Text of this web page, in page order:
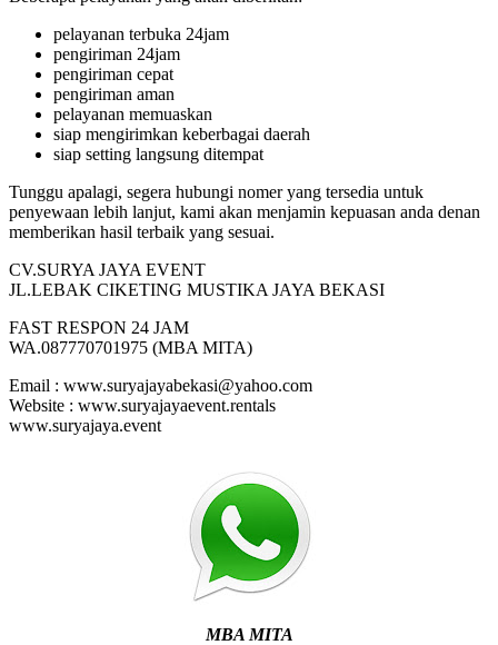
pelayanan terbuka 24jam
pengiriman 24jam
pengiriman cepat
pengiriman aman
pelayanan memuaskan
siap mengirimkan keberbagai daerah
siap setting langsung ditempat
Tunggu apalagi, segera hubungi nomer yang tersedia untuk
penyewaan lebih lanjut, kami akan menjamin kepuasan anda denan
memberikan hasil terbaik yang sesuai.
CV.SURYA JAYA EVENT
JL.LEBAK CIKETING MUSTIKA JAYA BEKASI
FAST RESPON 24 JAM
WA.087770701975 (MBA MITA)
Email : www.suryajayabekasi@yahoo.com
Website : www.suryajayaevent.rentals
www.suryajaya.event
MBA MITA